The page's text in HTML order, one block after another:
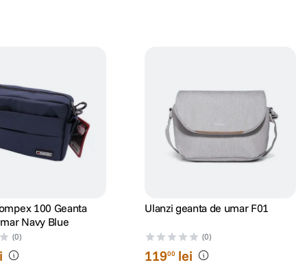
100 Geanta
Navy Blue
(0)
Ulanzi geanta de umar F01
(0)
11900 lei